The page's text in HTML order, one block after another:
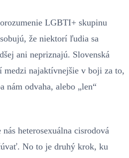
LGBTI+ skupinu
že niektorí ľudia sa
ani nepriznajú. Slovenská
medzi najaktívnejšie v boji za to,
nám odvaha, alebo „len“
heterosexuálna cisrodová
No to je druhý krok, ku